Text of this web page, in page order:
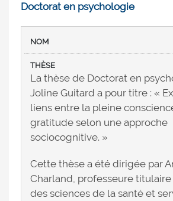
Doctorat en psychologie
La thèse de Doctorat en
Joline Guitard a pour titre : «
liens entre la pleine
gratitude selon une approche
sociocognitive. »
Cette thèse a été dirigée par
Charland, professeure titulaire
des sciences de la santé et